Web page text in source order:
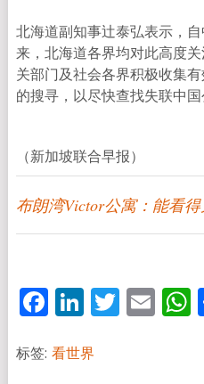
北海道副知事辻泰弘表示，
来，北海道各界均对此高度
关部门及社会各界积极收集
的搜寻，以尽快查找失联中国
（新加坡联合早报）
布朗湾Victor公寓：能看
Facebook
LinkedIn
标签: 看世界